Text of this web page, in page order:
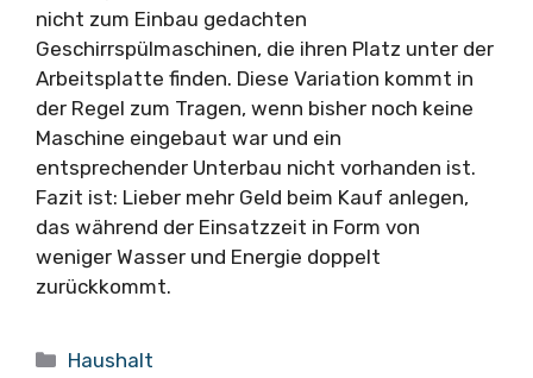
nicht zum Einbau gedachten
Geschirrspülmaschinen, die ihren Platz unter der
Arbeitsplatte finden. Diese Variation kommt in
der Regel zum Tragen, wenn bisher noch keine
Maschine eingebaut war und ein
entsprechender Unterbau nicht vorhanden ist.
Fazit ist: Lieber mehr Geld beim Kauf anlegen,
das während der Einsatzzeit in Form von
weniger Wasser und Energie doppelt
zurückkommt.
Kategorien
Haushalt